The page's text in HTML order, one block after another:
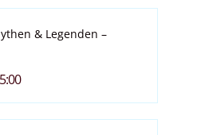
& Legenden –